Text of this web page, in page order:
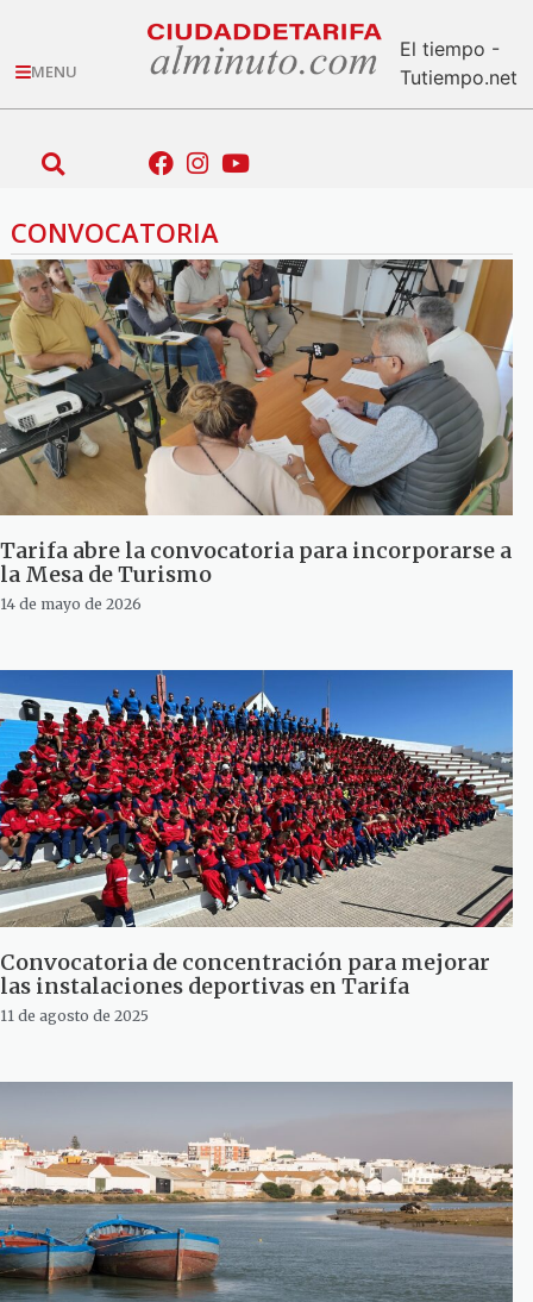
MENU
El tiempo -
Tutiempo.net
CONVOCATORIA
Tarifa abre la convocatoria para incorporarse a
la Mesa de Turismo
14 de mayo de 2026
Convocatoria de concentración para mejorar
las instalaciones deportivas en Tarifa
11 de agosto de 2025